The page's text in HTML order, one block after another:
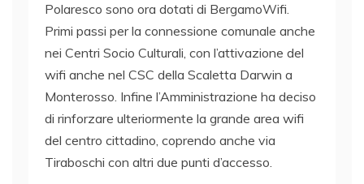
Polaresco sono ora dotati di BergamoWifi.
Primi passi per la connessione comunale anche
nei Centri Socio Culturali, con l’attivazione del
wifi anche nel CSC della Scaletta Darwin a
Monterosso. Infine l’Amministrazione ha deciso
di rinforzare ulteriormente la grande area wifi
del centro cittadino, coprendo anche via
Tiraboschi con altri due punti d’accesso.